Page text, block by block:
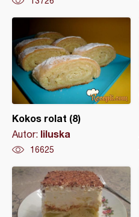
Kokos rolat (8)
Autor: liluska
16625